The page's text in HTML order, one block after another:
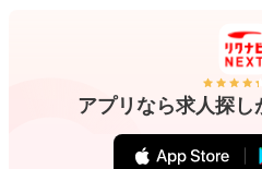
アプリなら求人探し